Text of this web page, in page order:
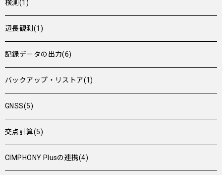
検測(1)
辺長観測(1)
記録データの出力(6)
バックアップ・リストア(1)
GNSS(5)
交点計算(5)
CIMPHONY Plusの連携(4)